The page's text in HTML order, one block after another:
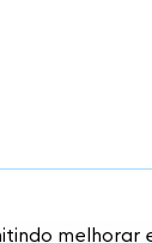
melhorar